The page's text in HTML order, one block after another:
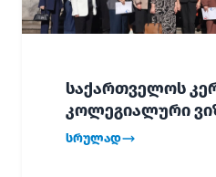
საქართველოს
კოლეგიალური
სრულად